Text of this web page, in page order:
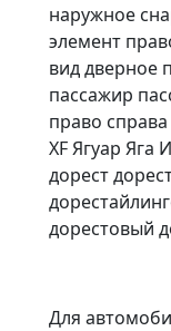
наружное
элемент
вид дверное
пассажир
право
XF Ягуар
дорест
дорестовый
Для